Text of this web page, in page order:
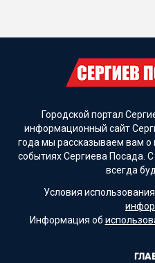
Городской портал
информационный сайт
года мы рассказываем вам о
событиях Сергиева Посада.
всегда
Условия
Информация об